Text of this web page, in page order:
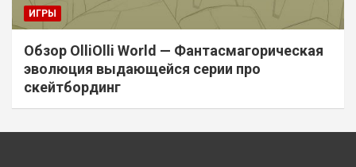
ИГРЫ
Обзор OlliOlli World — Фантасмагорическая
эволюция выдающейся серии про
скейтбординг